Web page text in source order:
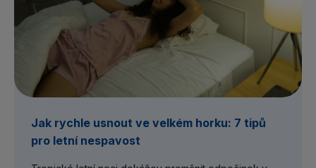
Jak rychle usnout ve velkém horku: 7 tipů
pro letní nespavost